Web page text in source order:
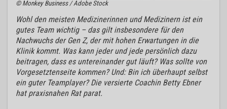
© Monkey Business / Adobe Stock
Wohl den meisten Medizinerinnen und Medizinern ist ein
gutes Team wichtig – das gilt insbesondere für den
Nachwuchs der Gen Z, der mit hohen Erwartungen in die
Klinik kommt. Was kann jeder und jede persönlich dazu
beitragen, dass es untereinander gut läuft? Was sollte von
Vorgesetztenseite kommen? Und: Bin ich überhaupt selbst
ein guter Teamplayer? Die versierte Coachin Betty Ebner
hat praxisnahen Rat parat.